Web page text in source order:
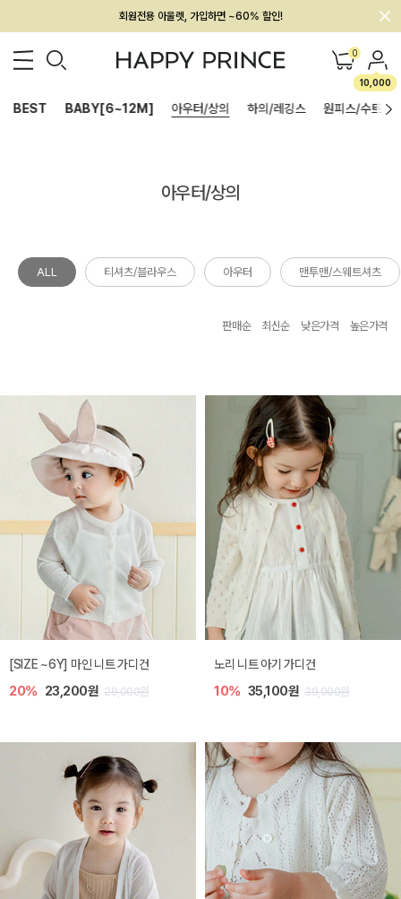
회원전용 아울렛, 가입하면 ~60% 할인!
멤버십 최대 28,000원 혜택 0
10,000
BEST BABY[6~12M] 아우터/상의 하의/레깅스 원피스/수트
아우터/상의
ALL 티셔츠/블라우스 아우터 맨투맨/스웨트셔츠
판매순 최신순 낮은가격 높은가격
[SIZE ~6Y] 마인 니트 가디건
20% 23,200원 29,000원
노리 니트 아기 가디건
10% 35,100원 39,000원